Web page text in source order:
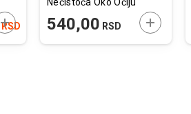
RSD
DODAJTE U KORPU
540,00 RSD